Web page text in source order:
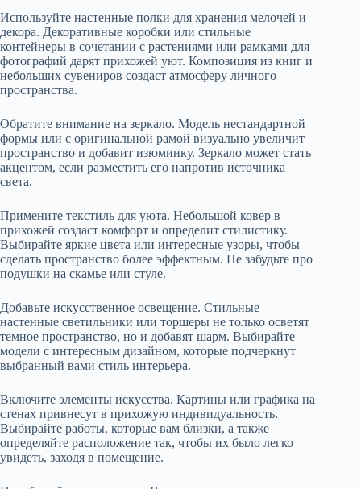
Используйте настенные полки для хранения мелочей и
декора. Декоративные коробки или стильные
контейнеры в сочетании с растениями или рамками для
фотографий дарят прихожей уют. Композиция из книг и
небольших сувениров создаст атмосферу личного
пространства.
Обратите внимание на зеркало. Модель нестандартной
формы или с оригинальной рамой визуально увеличит
пространство и добавит изюминку. Зеркало может стать
акцентом, если разместить его напротив источника
света.
Примените текстиль для уюта. Небольшой ковер в
прихожей создаст комфорт и определит стилистику.
Выбирайте яркие цвета или интересные узоры, чтобы
сделать пространство более эффектным. Не забудьте про
подушки на скамье или стуле.
Добавьте искусственное освещение. Стильные
настенные светильники или торшеры не только осветят
темное пространство, но и добавят шарм. Выбирайте
модели с интересным дизайном, которые подчеркнут
выбранный вами стиль интерьера.
Включите элементы искусства. Картины или графика на
стенах привнесут в прихожую индивидуальность.
Выбирайте работы, которые вам близки, а также
определяйте расположение так, чтобы их было легко
увидеть, заходя в помещение.